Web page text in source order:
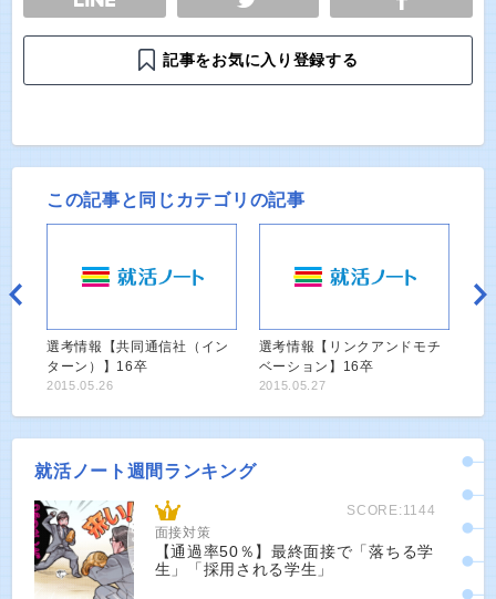
記事をお気に入り登録する
この記事と同じカテゴリの記事
選考情報【共同通信社（イン
ターン）】16卒
2015.05.26
選考情報【リンクアンドモチ
ベーション】16卒
2015.05.27
就活ノート週間ランキング
SCORE:1144
面接対策
【通過率50％】最終面接で「落ちる学
生」「採用される学生」